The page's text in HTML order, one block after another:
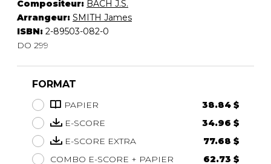
Compositeur: BACH J.S.
Arrangeur: SMITH James
ISBN: 2-89503-082-0
DO 299
FORMAT
PAPIER
38.84 $
E-SCORE
34.96 $
E-SCORE EXTRA
77.68 $
COMBO E-SCORE + PAPIER
62.73 $